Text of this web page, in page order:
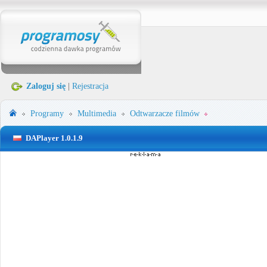
Zaloguj się Rejestracja
Programy Multimedia Odtwarzacze filmów
DAPlayer 1.0.1.9